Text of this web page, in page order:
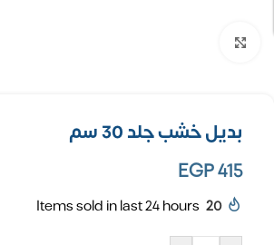
بديل خشب جلد 30 سم
EGP415
20
Items sold in last 24 hours